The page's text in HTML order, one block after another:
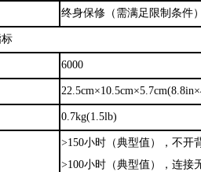
终身保修（需满足限制条件
6000
0.7kg(1.5lb)
>150小时（典型值），不开
>100小时（典型值），连接